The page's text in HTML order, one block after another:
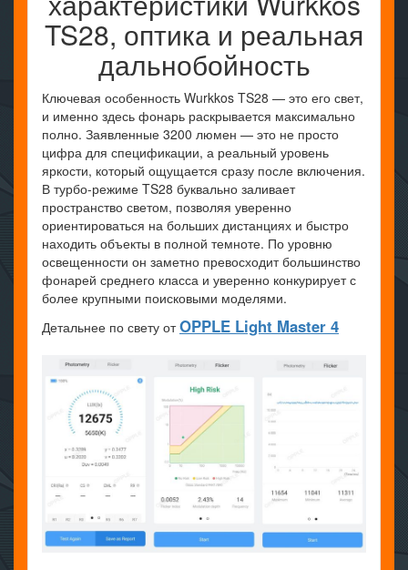
TS28, оптика и реальная
дальнобойность
Ключевая особенность Wurkkos TS28 — это его свет,
и именно здесь фонарь раскрывается максимально
полно. Заявленные 3200 люмен — это не просто
цифра для спецификации, а реальный уровень
яркости, который ощущается сразу после включения.
В турбо-режиме TS28 буквально заливает
пространство светом, позволяя уверенно
ориентироваться на больших дистанциях и быстро
находить объекты в полной темноте. По уровню
освещенности он заметно превосходит большинство
фонарей среднего класса и уверенно конкурирует с
более крупными поисковыми моделями.
Детальнее по свету отOPPLE Light Master 4